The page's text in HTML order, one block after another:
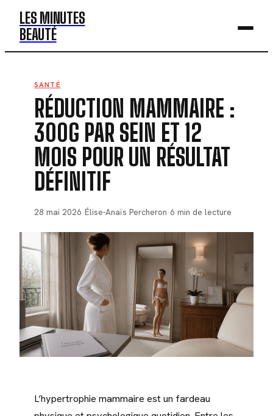
LES MINUTES
BEAUTÉ
BEAUTÉ
MODE
SANTÉ
BIEN-ÊTRE
DÉV. PERSO
SANTÉ
RÉDUCTION MAMMAIRE :
300G PAR SEIN ET 12
MOIS POUR UN RÉSULTAT
DÉFINITIF
28 mai 2026·Élise-Anaïs Percheron·6 min de lecture
L’hypertrophie mammaire est un fardeau